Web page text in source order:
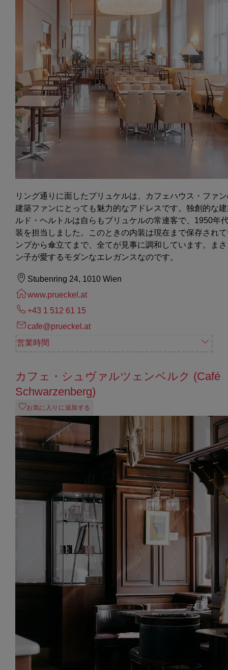
リング通りに面したプリュケルは、カフェハウス・ファ
建築ファンにとっても魅力的なアドレスです。独創的な
ルド・ヘルトルは自らもプリュケルの常連客で、1950年
装を担当しました。このときの内装は現在まで保存され
ンプから傘立てまで、全てが見事に調和しています。ま
ン子が愛するモダンなエレガンスなのです。
Stubenring 24, 1010 Wien
www.prueckel.at
+43 1 512 61 15
cafe@prueckel.at
営業時間
カフェ・シュヴァルツェンベルク (Café
Schwarzenberg)
お気に入りに追加する